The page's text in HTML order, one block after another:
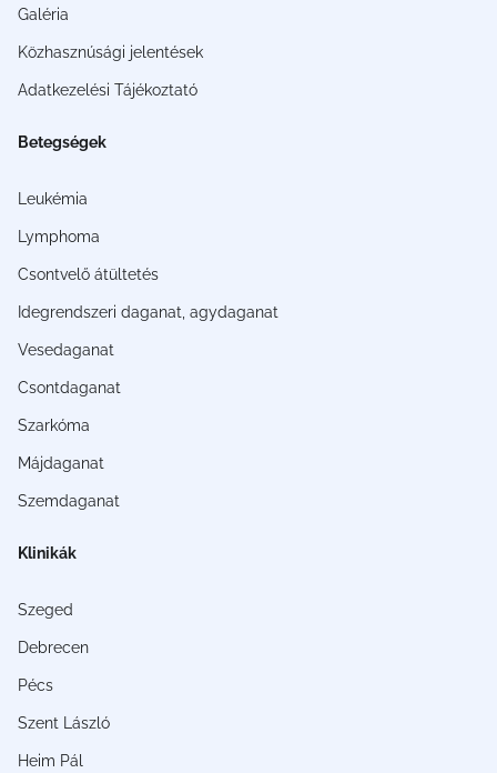
Galéria
Közhasznúsági jelentések
Adatkezelési Tájékoztató
Betegségek
Leukémia
Lymphoma
Csontvelő átültetés
Idegrendszeri daganat, agydaganat
Vesedaganat
Csontdaganat
Szarkóma
Májdaganat
Szemdaganat
Klinikák
Szeged
Debrecen
Pécs
Szent László
Heim Pál